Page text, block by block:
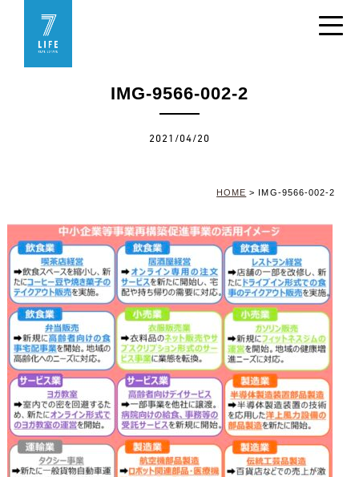
IMG-9566-002-2
2021/04/20
HOME > IMG-9566-002-2